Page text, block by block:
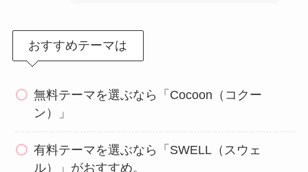
おすすめテーマは
無料テーマを選ぶなら「Cocoon（コクー
ン）」
有料テーマを選ぶなら「SWELL（スウェ
ル）」がおすすめ。